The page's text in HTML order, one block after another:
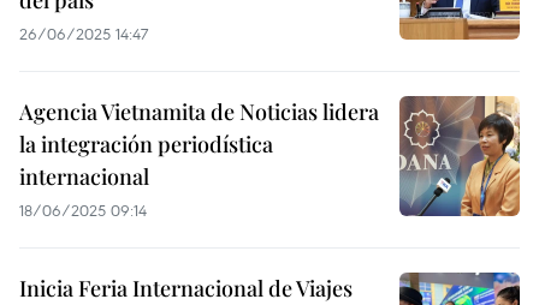
26/06/2025 14:47
Agencia Vietnamita de Noticias lidera
la integración periodística
internacional
18/06/2025 09:14
Inicia Feria Internacional de Viajes